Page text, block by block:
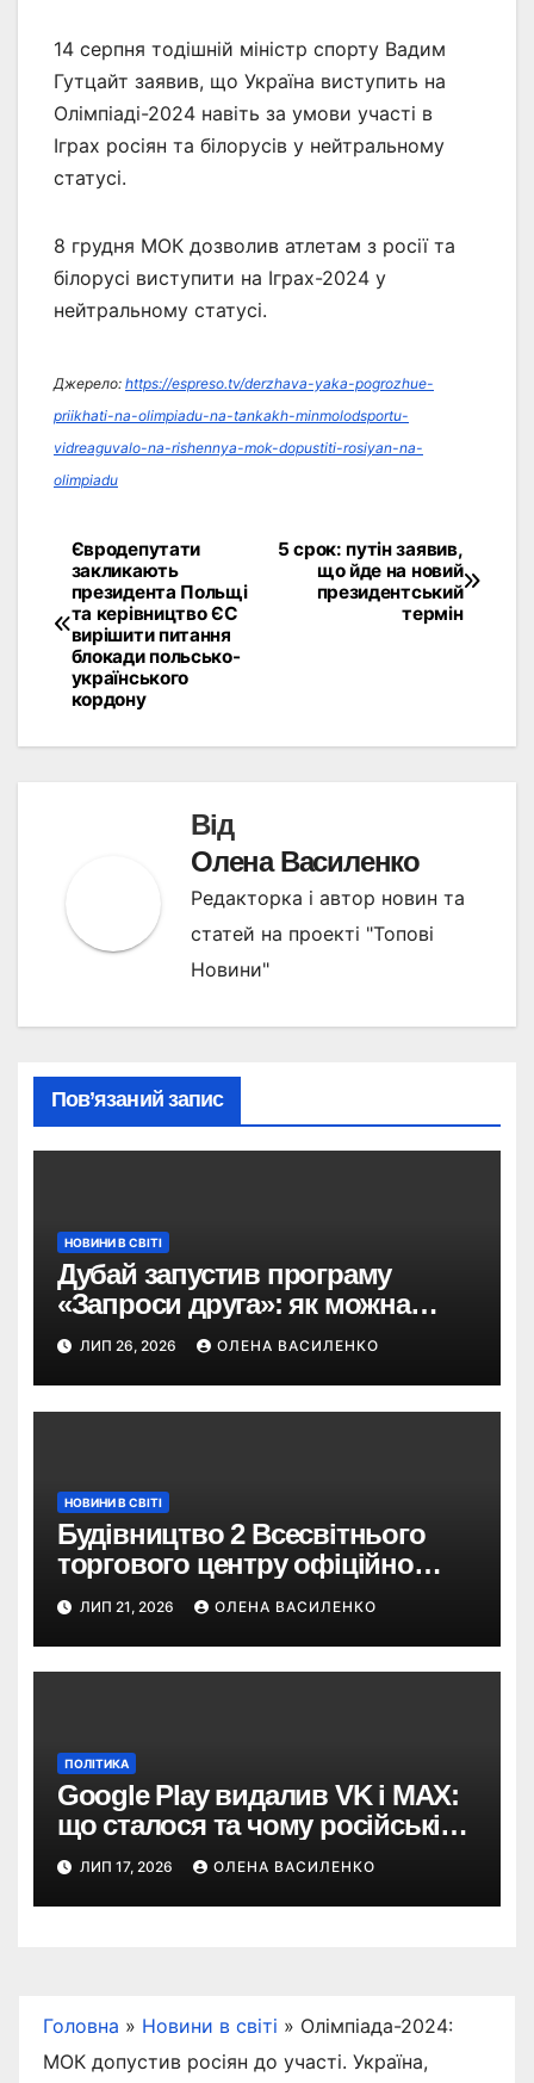
14 серпня тодішній міністр спорту Вадим
Гутцайт заявив, що Україна виступить на
Олімпіаді-2024 навіть за умови участі в
Іграх росіян та білорусів у нейтральному
статусі.
8 грудня МОК дозволив атлетам з росії та
білорусі виступити на Іграх-2024 у
нейтральному статусі.
Джерело: https://espreso.tv/derzhava-yaka-pogrozhue-
priikhati-na-olimpiadu-na-tankakh-minmolodsportu-
vidreaguvalo-na-rishennya-mok-dopustiti-rosiyan-na-
olimpiadu
Навігація
записів
5 срок: путін заявив,
що йде на новий
президентський
термін
Євродепутати
закликають
президента Польщі
та керівництво ЄС
вирішити питання
блокади польсько-
українського
кордону
Від
Олена Василенко
Редакторка і автор новин та
статей на проекті "Топові
Новини"
Пов’язаний запис
НОВИНИ В СВІТІ
Дубай запустив програму
«Запроси друга»: як можна
отримати винагороду за
туристів
ЛИП 26, 2026 ОЛЕНА ВАСИЛЕНКО
НОВИНИ В СВІТІ
Будівництво 2 Всесвітнього
торгового центру офіційно
розпочалося: 373 метри
ЛИП 21, 2026 ОЛЕНА ВАСИЛЕНКО
ПОЛІТИКА
Google Play видалив VK і MAX:
що сталося та чому російські
застосунки зникають із
магазинів
ЛИП 17, 2026 ОЛЕНА ВАСИЛЕНКО
Головна » Новини в світі » Олімпіада-2024:
МОК допустив росіян до участі. Україна,